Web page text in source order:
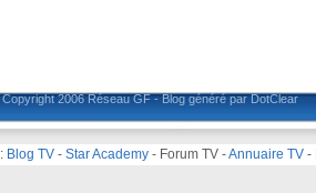
Copyright 2006Réseau GF-Blog généré par DotClear
: Blog TV - Star Academy - Forum TV -Annuaire TV -